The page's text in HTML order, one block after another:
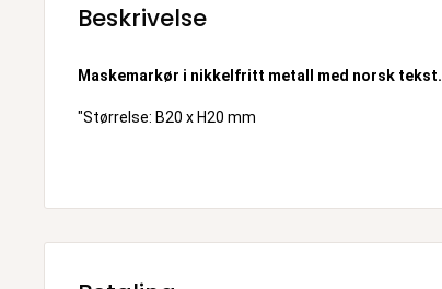
Beskrivelse
Maskemarkør i nikkelfritt metall med norsk tekst.
"Størrelse: B20 x H20 mm